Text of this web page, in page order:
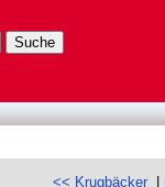
<< Krugbäcker